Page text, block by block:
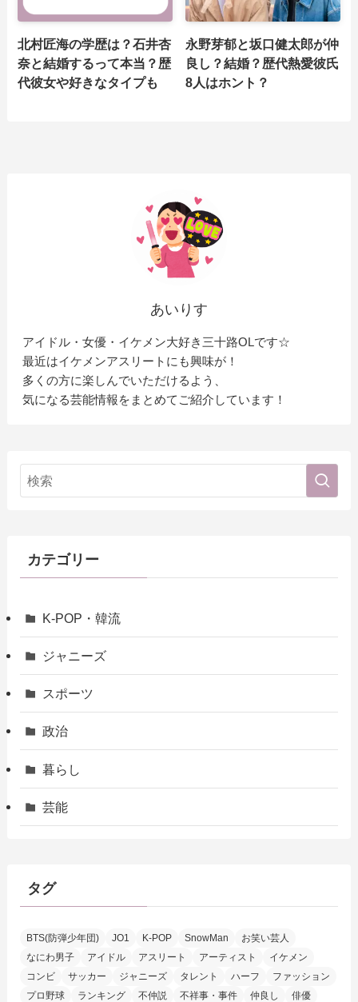
北村匠海の学歴は？石井杏
奈と結婚するって本当？歴
代彼女や好きなタイプも
永野芽郁と坂口健太郎が仲
良し？結婚？歴代熱愛彼氏
8人はホント？
あいりす
アイドル・女優・イケメン大好き三十路OLです☆
最近はイケメンアスリートにも興味が！
多くの方に楽しんでいただけるよう、
気になる芸能情報をまとめてご紹介しています！
カテゴリー
K-POP・韓流
ジャニーズ
スポーツ
政治
暮らし
芸能
タグ
BTS(防弾少年団) JO1 K-POP SnowMan
お笑い芸人
なにわ男子
アイドル アスリート アーティスト
イケメン
コンビ
サッカー ジャニーズ タレント ハーフ
ファッション
プロ野球
ランキング 不仲説 不祥事・事件 仲良し
俳優